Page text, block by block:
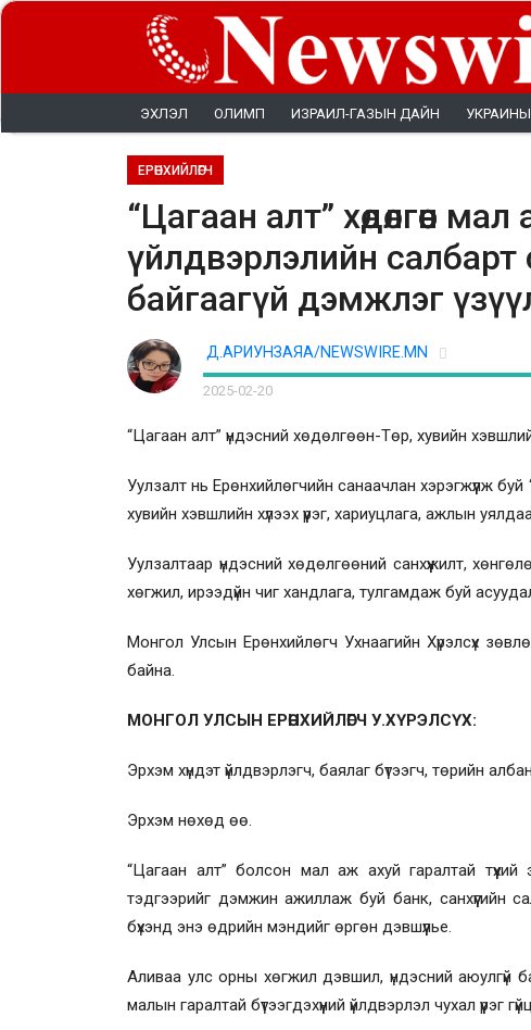
ЭХЛЭЛ ОЛИМП ИЗРАИЛ-ГАЗЫН ДАЙН
ЕРӨНХИЙЛӨГЧ
“Цагаан алт” хөдөлгөөн
үйлдвэрлэлийн
байгаагүй дэмжлэг
Д.АРИУНЗАЯА/NEWSWIRE.MN
2025-02-20
“Цагаан алт” үндэсний хөдөлгөөн-Төр, хувийн
Уулзалт нь Ерөнхийлөгчийн санаачлан хэрэгжүүлж
хувийн хэвшлийн хүлээх үүрэг, хариуцлага, ажлын
Уулзалтаар үндэсний хөдөлгөөний санхүүжилт,
хөгжил, ирээдүйн чиг хандлага, тулгамдаж буй
Монгол Улсын Ерөнхийлөгч Ухнаагийн Хүрэлсүх
байна.
МОНГОЛ УЛСЫН ЕРӨНХИЙЛӨГЧ У.ХҮРЭЛСҮХ:
Эрхэм хүндэт үйлдвэрлэгч, баялаг бүтээгч, төрийн
Эрхэм нөхөд өө.
“Цагаан алт” болсон мал аж ахуй гаралтай түүхий
тэдгээрийг дэмжин ажиллаж буй банк, санхүүгийн
бүхэнд энэ өдрийн мэндийг өргөн дэвшүүлье.
Аливаа улс орны хөгжил дэвшил, үндэсний
малын гаралтай бүтээгдэхүүний үйлдвэрлэл чухал үүрэг